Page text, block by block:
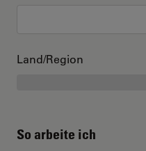
Land/Region
So arbeite ich